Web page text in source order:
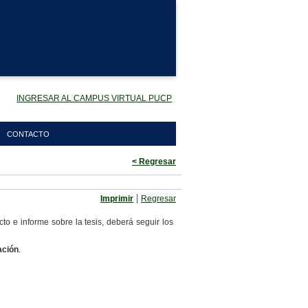
INGRESAR AL CAMPUS VIRTUAL PUCP
CONTACTO
< Regresar
Imprimir | Regresar
e informe sobre la tesis, deberá seguir los
.